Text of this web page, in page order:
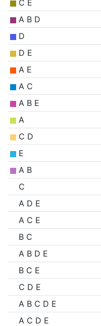
C E
A B D
D
D E
A E
A C
A B E
A
C D
E
A B
C
A D E
A C E
B C
A B D E
B C E
C D E
A B C D E
A C D E